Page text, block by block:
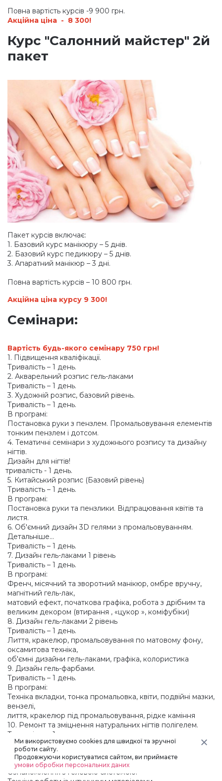
Повна вартість курсів -9 900 грн.
Акційна ціна - 8 300!
Курс "Салонний майстер" 2й
пакет
Пакет курсів включає:
1. Базовий курс манікюру – 5 днів.
2. Базовий курс педикюру – 5 днів.
3. Апаратний манікюр – 3 дні.
Повна вартість курсів – 10 800 грн.
Акційна ціна курсу 9 300!
Семінари:
Вартість будь-якого семінару 750 грн!
1. Підвищення кваліфікації.
Тривалість – 1 день.
2. Акварельний розпис гель-лаками
Тривалість – 1 день.
3. Художній розпис, базовий рівень.
Тривалість – 1 день.
В програмі:
Постановка руки з пензлем. Промальовування елементів
тонким пензлем і дотсом.
4. Тематичні семінари з художнього розпису та дизайну
нігтів.
Дизайн для нігтів!
тривалість- 1 день.
5. Китайський розпис (Базовий рівень)
Тривалість – 1 день.
В програмі:
Постановка руки та пензлики. Відпрацювання квітів та
листя.
6. Об'ємний дизайн 3D гелями з промальовуванням.
Детальніше…
Тривалість – 1 день.
7. Дизайн гель-лаками 1 рівень
Тривалість – 1 день.
В програмі:
Френч, місячний та зворотний манікюр, омбре вручну,
магнітний гель-лак,
матовий ефект, початкова графіка, робота з дрібним та
великим декором (втирання , «цукор », коміфубіки)
8. Дизайн гель-лаками 2 рівень
Тривалість – 1 день.
Лиття, кракелюр, промальовування по матовому фону,
оксамитова техніка,
об'ємні дизайни гель-лаками, графіка, колористика
9. Дизайн гель-фарбами.
Тривалість – 1 день.
В програмі:
Техніка вкладки, тонка промальовка, квіти, подвійні мазки,
вензелі,
лиття, кракелюр під промальовування, рідке каміння
10. Ремонт та зміцнення натуральних нігтів полігелем.
Тривалість – 1 день.
11. Зміцнення натуральних нігтів гелем.
Тривалість – 2 дні. Вартість - 900 грн
В програмі:
Ознайомлення з гелевою системою.
Ми використовуємо cookies для швидкої та зручної
роботи сайту.
Продовжуючи користуватися сайтом, ви приймаєте
умови обробки персональних даних